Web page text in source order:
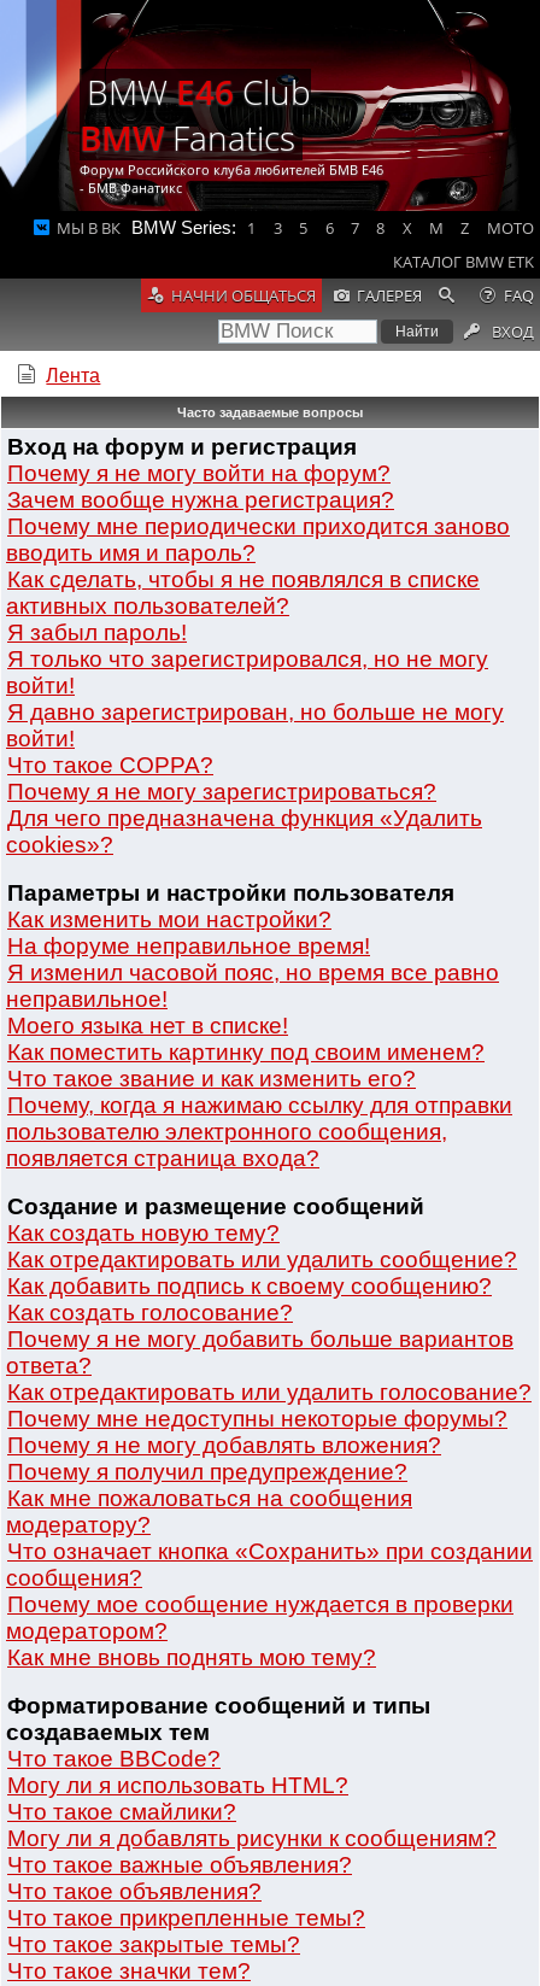
BMWE46Club
BMWFanatics
Форум Российского клуба любителей БМВ Е46
- БМВ Фанатикс
МЫ В ВК BMW Series: 1 3 5 6 7 8 X M Z
MOTO
КАТАЛОГ BMW ETK
НАЧНИ ОБЩАТЬСЯ
ГАЛЕРЕЯ
FAQ
ВХОД
Лента
Часто задаваемые вопросы
Вход на форум и регистрация
Почему я не могу войти на форум?
Зачем вообще нужна регистрация?
Почему мне периодически приходится заново
вводить имя и пароль?
Как сделать, чтобы я не появлялся в списке
активных пользователей?
Я забыл пароль!
Я только что зарегистрировался, но не могу
войти!
Я давно зарегистрирован, но больше не могу
войти!
Что такое COPPA?
Почему я не могу зарегистрироваться?
Для чего предназначена функция «Удалить
cookies»?
Параметры и настройки пользователя
Как изменить мои настройки?
На форуме неправильное время!
Я изменил часовой пояс, но время все равно
неправильное!
Моего языка нет в списке!
Как поместить картинку под своим именем?
Что такое звание и как изменить его?
Почему, когда я нажимаю ссылку для отправки
пользователю электронного сообщения,
появляется страница входа?
Создание и размещение сообщений
Как создать новую тему?
Как отредактировать или удалить сообщение?
Как добавить подпись к своему сообщению?
Как создать голосование?
Почему я не могу добавить больше вариантов
ответа?
Как отредактировать или удалить голосование?
Почему мне недоступны некоторые форумы?
Почему я не могу добавлять вложения?
Почему я получил предупреждение?
Как мне пожаловаться на сообщения
модератору?
Что означает кнопка «Сохранить» при создании
сообщения?
Почему мое сообщение нуждается в проверки
модератором?
Как мне вновь поднять мою тему?
Форматирование сообщений и типы
создаваемых тем
Что такое BBCode?
Могу ли я использовать HTML?
Что такое смайлики?
Могу ли я добавлять рисунки к сообщениям?
Что такое важные объявления?
Что такое объявления?
Что такое прикрепленные темы?
Что такое закрытые темы?
Что такое значки тем?